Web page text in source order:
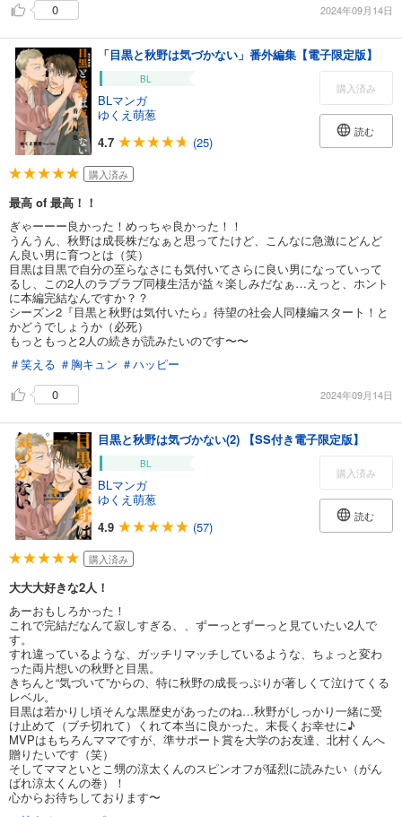
0
2024年09月14日
「目黒と秋野は気づかない」番外編集【電子限定版】
BL
BLマンガ
ゆくえ萌葱
4.7
(25)
購入済み
読む
購入済み
最高 of 最高！！
ぎゃーーー良かった！めっちゃ良かった！！
うんうん、秋野は成長株だなぁと思ってたけど、こんなに急激にどんど
ん良い男に育つとは（笑）
目黒は目黒で自分の至らなさにも気付いてさらに良い男になっていって
るし、この2人のラブラブ同棲生活が益々楽しみだなぁ…えっと、ホント
に本編完結なんですか？？
シーズン2『目黒と秋野は気付いたら』待望の社会人同棲編スタート！と
かどうでしょうか（必死）
もっともっと2人の続きが読みたいのです〜〜
＃笑える ＃胸キュン ＃ハッピー
0
2024年09月14日
目黒と秋野は気づかない(2) 【SS付き電子限定版】
BL
BLマンガ
ゆくえ萌葱
4.9
(57)
購入済み
読む
購入済み
大大大好きな2人！
あーおもしろかった！
これで完結だなんて寂しすぎる、、ずーっとずーっと見ていたい2人で
す。
すれ違っているような、ガッチリマッチしているような、ちょっと変わ
った両片想いの秋野と目黒。
きちんと“気づいて”からの、特に秋野の成長っぷりが著しくて泣けてくる
レベル。
目黒は若かりし頃そんな黒歴史があったのね…秋野がしっかり一緒に受
け止めて（ブチ切れて）くれて本当に良かった。末長くお幸せに♪
MVPはもちろんママですが、準サポート賞を大学のお友達、北村くんへ
贈りたいです（笑）
そしてママといとこ甥の涼太くんのスピンオフが猛烈に読みたい（がん
ばれ涼太くんの巻）！
心からお待ちしております〜